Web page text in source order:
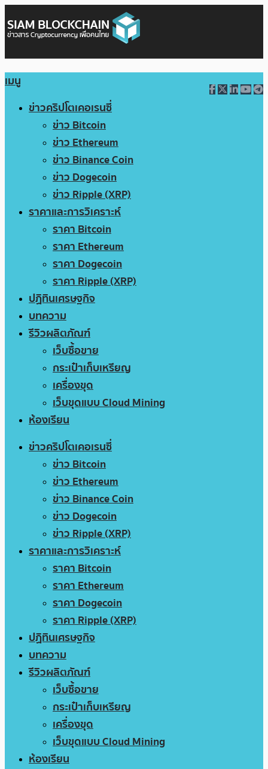
เมนู
ข่าวคริปโตเคอเรนซี่
ข่าว Bitcoin
ข่าว Ethereum
ข่าว Binance Coin
ข่าว Dogecoin
ข่าว Ripple (XRP)
ราคาและการวิเคราะห์
ราคา Bitcoin
ราคา Ethereum
ราคา Dogecoin
ราคา Ripple (XRP)
ปฏิทินเศรษฐกิจ
บทความ
รีวิวผลิตภัณฑ์
เว็บซื้อขาย
กระเป๋าเก็บเหรียญ
เครื่องขุด
เว็บขุดแบบ Cloud Mining
ห้องเรียน
ข่าวคริปโตเคอเรนซี่
ข่าว Bitcoin
ข่าว Ethereum
ข่าว Binance Coin
ข่าว Dogecoin
ข่าว Ripple (XRP)
ราคาและการวิเคราะห์
ราคา Bitcoin
ราคา Ethereum
ราคา Dogecoin
ราคา Ripple (XRP)
ปฏิทินเศรษฐกิจ
บทความ
รีวิวผลิตภัณฑ์
เว็บซื้อขาย
กระเป๋าเก็บเหรียญ
เครื่องขุด
เว็บขุดแบบ Cloud Mining
ห้องเรียน